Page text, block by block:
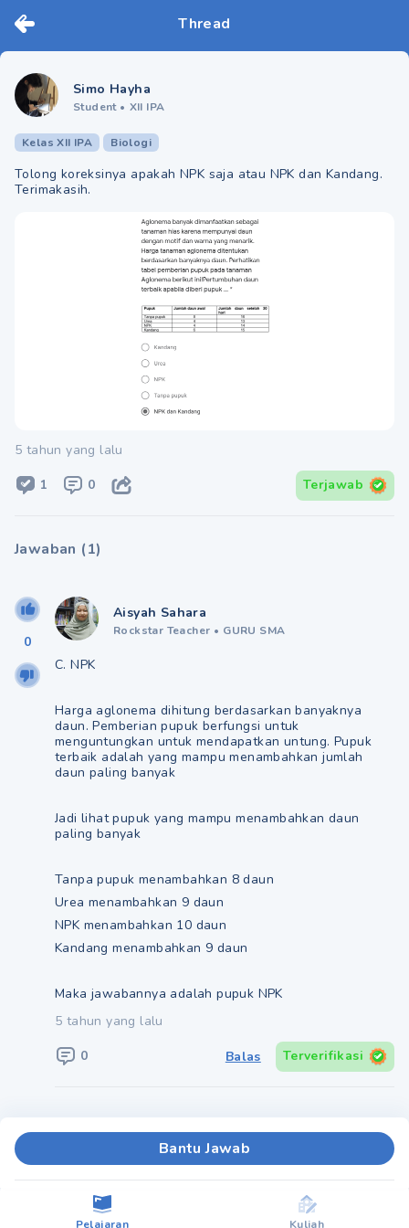
Thread
Simo Hayha
Student • XII IPA
Kelas XII IPA Biologi
Tolong koreksinya apakah NPK saja atau NPK dan Kandang.
Terimakasih.
5 tahun yang lalu
1 0 Terjawab
Jawaban (1)
0
Aisyah Sahara
Rockstar Teacher • GURU SMA
C. NPK
Harga aglonema dihitung berdasarkan banyaknya
daun. Pemberian pupuk berfungsi untuk
menguntungkan untuk mendapatkan untung. Pupuk
terbaik adalah yang mampu menambahkan jumlah
daun paling banyak
Jadi lihat pupuk yang mampu menambahkan daun
paling banyak
Tanpa pupuk menambahkan 8 daun
Urea menambahkan 9 daun
NPK menambahkan 10 daun
Kandang menambahkan 9 daun
Maka jawabannya adalah pupuk NPK
5 tahun yang lalu
0 Balas Terverifikasi
Bantu Jawab
Pelajaran Kuliah